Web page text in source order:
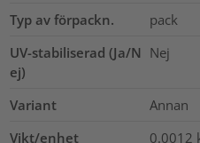
Typ av förpackn.
pack
UV-stabiliserad (Ja/N
ej)
Nej
Variant
Annan
Vikt/enhet
0.0012